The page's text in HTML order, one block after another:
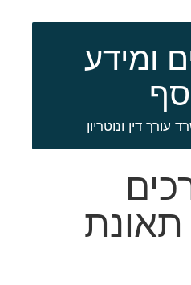
ומידע
דין ונוטריון